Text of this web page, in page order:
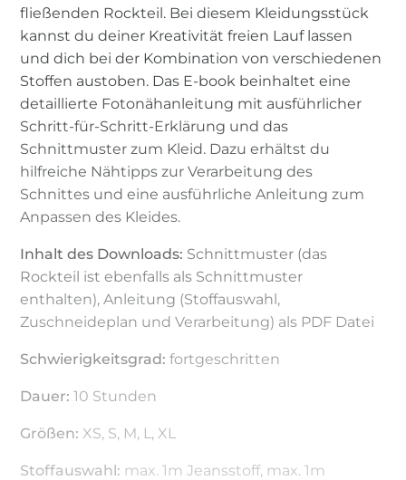
fließenden Rockteil. Bei diesem Kleidungsstück
kannst du deiner Kreativität freien Lauf lassen
und dich bei der Kombination von verschiedenen
Stoffen austoben. Das E-book beinhaltet eine
detaillierte Fotonähanleitung mit ausführlicher
Schritt-für-Schritt-Erklärung und das
Schnittmuster zum Kleid. Dazu erhältst du
hilfreiche Nähtipps zur Verarbeitung des
Schnittes und eine ausführliche Anleitung zum
Anpassen des Kleides.
Inhalt des Downloads: Schnittmuster (das
Rockteil ist ebenfalls als Schnittmuster
enthalten), Anleitung (Stoffauswahl,
Zuschneideplan und Verarbeitung) als PDF Datei
Schwierigkeitsgrad: fortgeschritten
Dauer: 10 Stunden
Größen: XS, S, M, L, XL
Stoffauswahl: max. 1m Jeansstoff, max. 1m